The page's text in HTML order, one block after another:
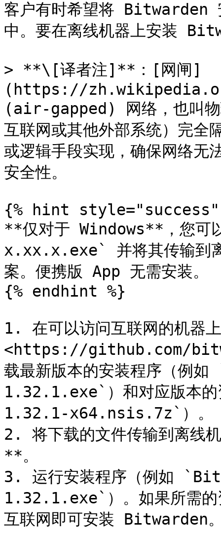
客户有时希望将 Bitwarden
中。要在离线机器上安装
> **\[译者注]**：[网闸]
(https://zh.wikipedia.org/
(air-gapped) 网络，也叫物
互联网或其他外部系统）完全
或逻辑手段实现，确保网络无
安全性。
{% hint style="success"
**仅对于 Windows**，您
x.xx.x.exe` 并将其传输到离
案。便携版 App 无需安装。
{% endhint %}
1. 在可以访问互联网的机器
<https://github.com/
载最新版本的安装程序（
1.32.1.exe`）和对应版本
1.32.1-x64.nsis.7z`）。
2. 将下载的文件传输到离线
**。
3. 运行安装程序（例如
1.32.1.exe`）。如果所需的
互联网即可安装 Bitwarden